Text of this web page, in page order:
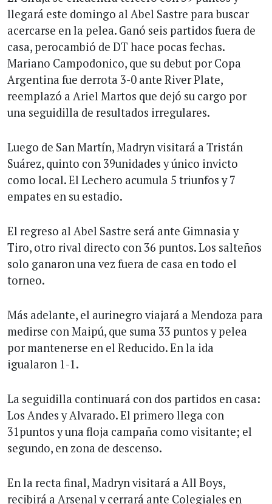
llegará este domingo al Abel Sastre para buscar
acercarse en la pelea. Ganó seis partidos fuera de
casa, perocambió de DT hace pocas fechas.
Mariano Campodonico, que su debut por Copa
Argentina fue derrota 3-0 ante River Plate,
reemplazó a Ariel Martos que dejó su cargo por
una seguidilla de resultados irregulares.
Luego de San Martín, Madryn visitará a Tristán
Suárez, quinto con 39unidades y único invicto
como local. El Lechero acumula 5 triunfos y 7
empates en su estadio.
El regreso al Abel Sastre será ante Gimnasia y
Tiro, otro rival directo con 36 puntos. Los salteños
solo ganaron una vez fuera de casa en todo el
torneo.
Más adelante, el aurinegro viajará a Mendoza para
medirse con Maipú, que suma 33 puntos y pelea
por mantenerse en el Reducido. En la ida
igualaron 1-1.
La seguidilla continuará con dos partidos en casa:
Los Andes y Alvarado. El primero llega con
31puntos y una floja campaña como visitante; el
segundo, en zona de descenso.
En la recta final, Madryn visitará a All Boys,
recibirá a Arsenal y cerrará ante Colegiales en